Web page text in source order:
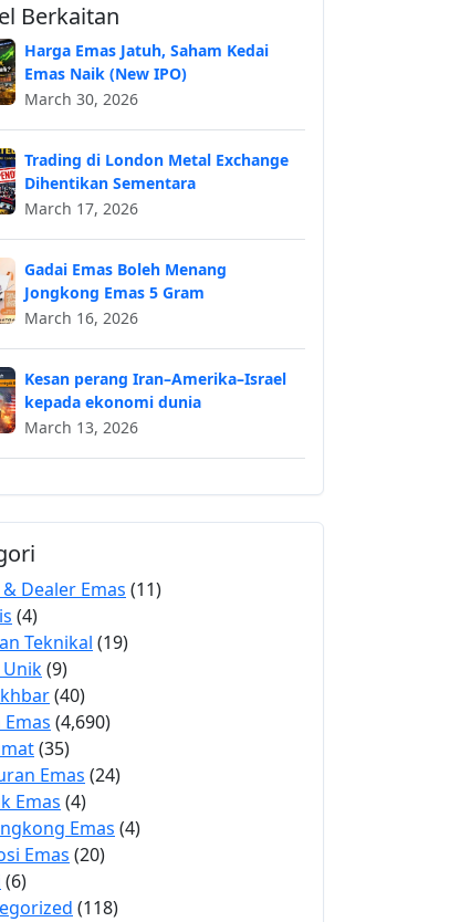
Berkaitan
Harga Emas Jatuh, Saham Kedai
Emas Naik (New IPO)
March 30, 2026
Trading di London Metal Exchange
Dihentikan Sementara
March 17, 2026
Gadai Emas Boleh Menang
Jongkong Emas 5 Gram
March 16, 2026
Kesan perang Iran–Amerika–Israel
kepada ekonomi dunia
March 13, 2026
Dealer Emas (11)
(4)
Teknikal (19)
Unik(9)
(40)
(4,690)
(35)
Emas (24)
Emas (4)
Emas (4)
Emas (20)
(6)
(118)